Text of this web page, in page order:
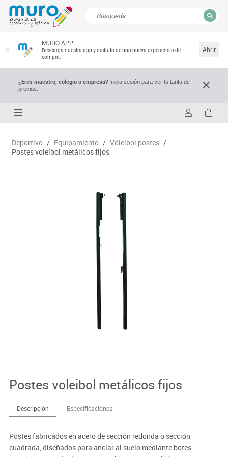
MURO APP
Descarga nuestra app y disfruta de una nueva experiencia de
compra.
Abrir
¿Eres maestro, colegio o empresa?Inicia sesión para ver tu tarifa de
precios.
Deportivo / Equipamiento / Vóleibol postes /
Postes voleibol metálicos fijos
Postes voleibol metálicos fijos
Descripción Especificaciones
Postes fabricados en acero de sección redonda o sección
cuadrada, diseñados para anclar al suelo mediante botes